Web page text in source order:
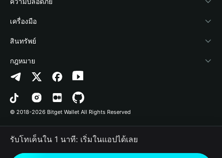
ข่าวสารด้านคริปโต
ศูนย์ช่วยเหลือ
ติดต่อเรา
ทรัพยากรข้อมูลของแบรนด์
อาชีพ
Payfi Crypto
Crypto Swap API
Altcoin Season Index
Prediction Markets
DApp
RWA
เชื่อมต่อ Wallet
Bitget Wallet Pay
ลิสต์โปรเจกต์
Protection Fund
เทคโนโลยีความปลอดภัย
เครื่องมือ
ซื้อคริปโต
การตรวจจับการอนุญาต
การตรวจจับสัญญา
การโอนเป็นชุด
สินทรัพย์
Arbitrum
Avalanche
Bitcoin
Polygon
กฎหมาย
นโยบายความเป็นส่วนตัว
ข้อตกลงในการใช้บริการ
© 2018-2026 Bitget Wallet All Rights Reserved
รับโทเค็นใน 1 นาที: เริ่มในแอปได้เลย